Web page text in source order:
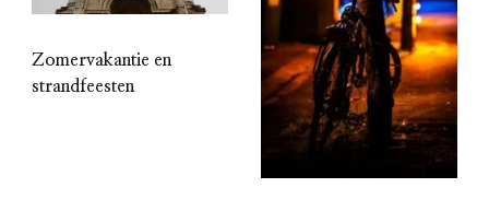
Zomervakantie en
strandfeesten